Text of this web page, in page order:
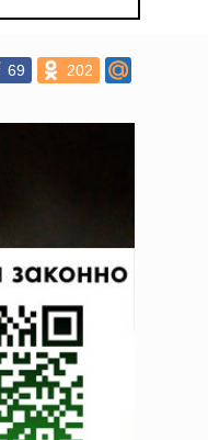
69 202